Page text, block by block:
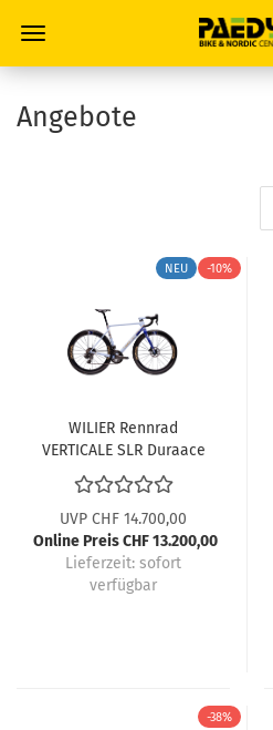
Angebote
NEU -10%
WILIER Rennrad
VERTICALE SLR Duraace
Di2...
UVP CHF 14.700,00
Online Preis CHF 13.200,00
Lieferzeit: sofort
verfügbar
-38%